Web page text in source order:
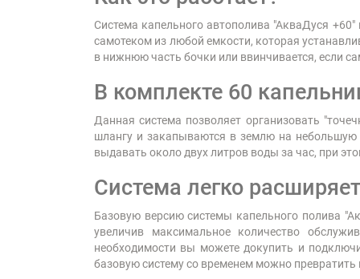
Система капельного автополива "АкваДуся
самотеком из любой емкости, которая
в нижнюю часть бочки или ввинчивается, если
В комплекте 60
Данная система позволяет организовать
шлангу и закапываются в землю на небольшую
выдавать около двух литров воды за час, при
Система легко
Базовую версию системы капельного полива
увеличив максимальное количество
необходимости вы можете докупить и
базовую систему со временем можно